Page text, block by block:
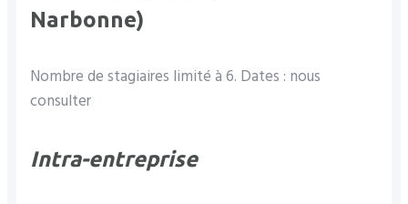
Narbonne)
Nombre de stagiaires limité à 6. Dates : nous
consulter
Intra-entreprise